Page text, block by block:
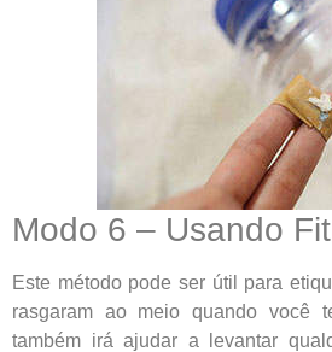
Modo 6 – Usando
Este método pode ser útil para
rasgaram ao meio quando você
também irá ajudar a levantar